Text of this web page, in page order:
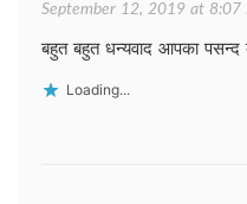
September 12, 2019 at 8:07
बहुत बहुत धन्यवाद आपका
Loading...